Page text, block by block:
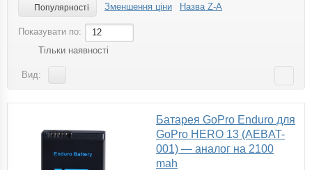
Популярності Зменшення ціни Назва Z-A
Показувати по:
12
Тільки наявності
Вид:
Батарея GoPro Enduro для
GoPro HERO 13 (AEBAT-
001) — аналог на 2100
mah